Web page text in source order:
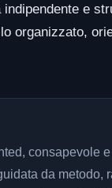
e
organizzato,
consapevole
da metodo,